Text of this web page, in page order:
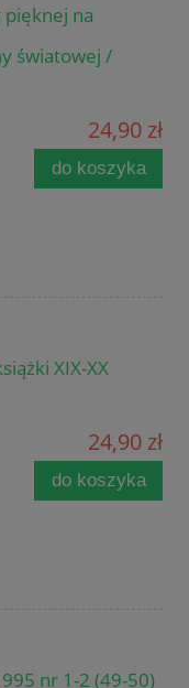
na
światowej /
24,90 zł
do koszyka
XIX-XX
24,90 zł
do koszyka
nr 1-2 (49-50)